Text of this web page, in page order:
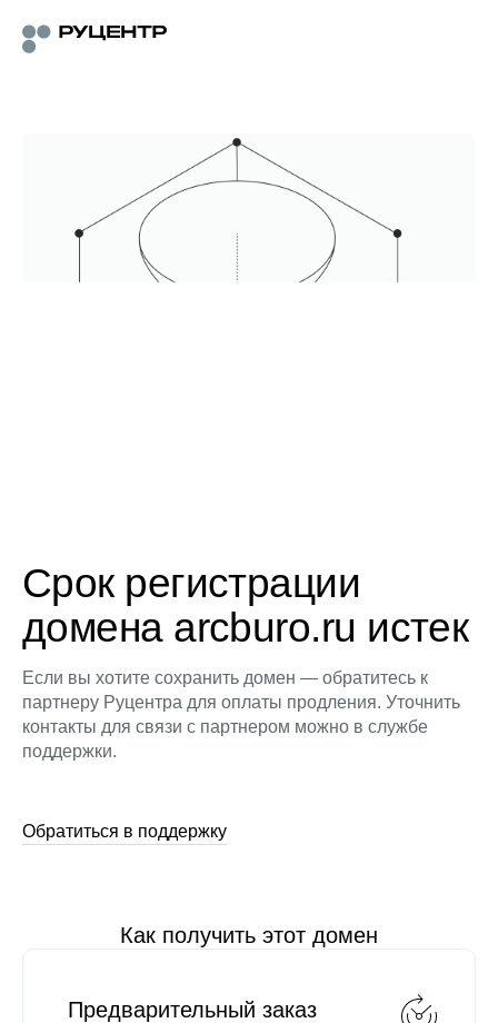
Срок регистрации
домена arcburo.ru истек
Если вы хотите сохранить домен — обратитесь к
партнеру Руцентра для оплаты продления. Уточнить
контакты для связи с партнером можно в службе
поддержки.
Обратиться в поддержку
Как получить этот домен
Предварительный заказ